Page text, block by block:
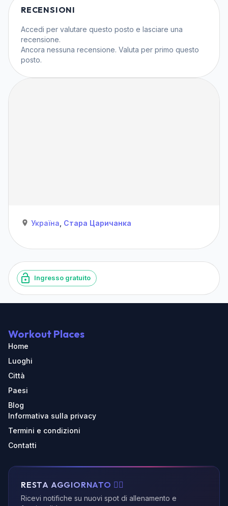
RECENSIONI
Accedi per valutare questo posto e lasciare una
recensione.
Ancora nessuna recensione. Valuta per primo questo
posto.
Україна Стара Царичанка
Ingresso gratuito
Workout Places
Home
Luoghi
Città
Paesi
Blog
Informativa sulla privacy
Termini e condizioni
Contatti
RESTA AGGIORNATO 🏃‍♂️
Ricevi notifiche su nuovi spot di allenamento e